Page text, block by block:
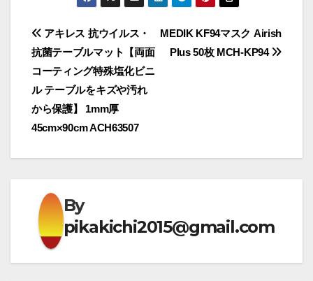
投
稿
ナ
ビ
ゲ
シ
ョ
ン
MEDIK KF94マスク Airish
Plus 50枚 MCH-KP94
アキレス 抗ウイルス・
抗菌テーブルマット【両面
コーティング特殊塩化ビニ
ル テーブルをキズや汚れ
から保護】 1mm厚
45cm×90cm ACH63507
By
pikakichi2015@gmail.com